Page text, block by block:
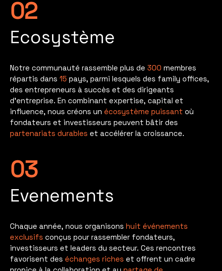
02
Ecosystème
Notre communauté rassemble plus de 300 membres
répartis dans 15 pays, parmi lesquels des family offices,
des entrepreneurs à succès et des dirigeants
d’entreprise. En combinant expertise, capital et
influence, nous créons un écosystème puissant où
fondateurs et investisseurs peuvent bâtir des
partenariats durables et accélérer la croissance.
03
Evenements
Chaque année, nous organisons huit événements
exclusifs conçus pour rassembler fondateurs,
investisseurs et leaders du secteur. Ces rencontres
favorisent des échanges riches et offrent un cadre